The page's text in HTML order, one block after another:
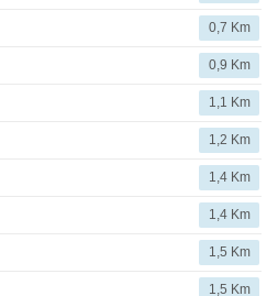
0,7 Km
0,9 Km
1,1 Km
1,2 Km
1,4 Km
1,4 Km
1,5 Km
1,5 Km